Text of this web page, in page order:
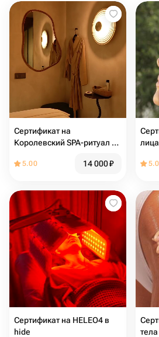
Сертификат на
Королевский SPA-ритуал от
5.00 14 000₽
Сертификат на HELEO4 в
hide